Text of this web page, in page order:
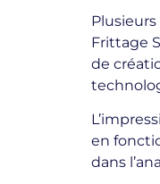
Frittage
de
en
dans